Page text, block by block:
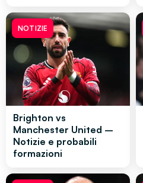
NOTIZIE
Brighton vs
Manchester United –
Notizie e probabili
formazioni